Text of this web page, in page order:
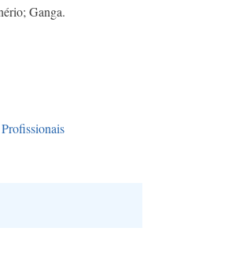
Ganga.
Profissionais